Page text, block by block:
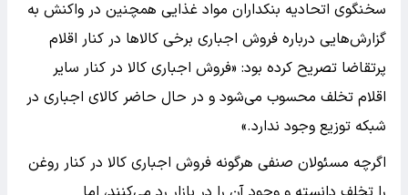
سخنگوی اتحادیه بنکداران مواد غذایی همچنین در واکنش به
گزارش‌هایی درباره فروش اجباری برخی کالاها در کنار اقلام
پرتقاضا تصریح کرده بود: «فروش اجباری کالا در کنار سایر
اقلام تخلف محسوب می‌شود و در حال حاضر کالای اجباری در
شبکه توزیع وجود ندارد.»
اگرچه مسئولان صنفی هرگونه فروش اجباری کالا در کنار روغن